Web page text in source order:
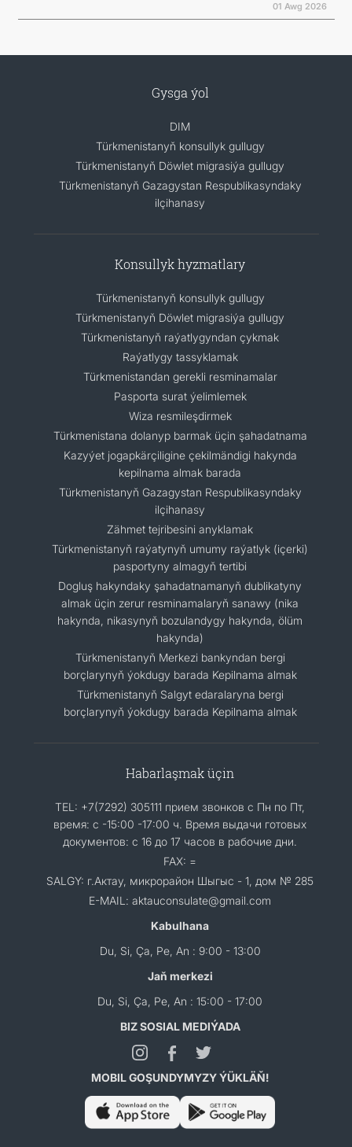
01 Awg 2026
Gysga ýol
DIM
Türkmenistanyň konsullyk gullugy
Türkmenistanyň Döwlet migrasiýa gullugy
Türkmenistanyň Gazagystan Respublikasyndaky
ilçihanasy
Konsullyk hyzmatlary
Türkmenistanyň konsullyk gullugy
Türkmenistanyň Döwlet migrasiýa gullugy
Türkmenistanyň raýatlygyndan çykmak
Raýatlygy tassyklamak
Türkmenistandan gerekli resminamalar
Pasporta surat ýelimlemek
Wiza resmileşdirmek
Türkmenistana dolanyp barmak üçin şahadatnama
Kazyýet jogapkärçiligine çekilmändigi hakynda
kepilnama almak barada
Türkmenistanyň Gazagystan Respublikasyndaky
ilçihanasy
Zähmet tejribesini anyklamak
Türkmenistanyň raýatynyň umumy raýatlyk (içerki)
pasportyny almagyň tertibi
Dogluş hakyndaky şahadatnamanyň dublikatyny
almak üçin zerur resminamalaryň sanawy (nika
hakynda, nikasynyň bozulandygy hakynda, ölüm
hakynda)
Türkmenistanyň Merkezi bankyndan bergi
borçlarynyň ýokdugy barada Kepilnama almak
Türkmenistanyň Salgyt edaralaryna bergi
borçlarynyň ýokdugy barada Kepilnama almak
Habarlaşmak üçin
TEL: +7(7292) 305111 прием звонков с Пн по Пт,
время: с -15:00 -17:00 ч. Время выдачи готовых
документов: с 16 до 17 часов в рабочие дни.
FAX: =
SALGY: г.Актау, микрорайон Шыгыс - 1, дом № 285
E-MAIL: aktauconsulate@gmail.com
Kabulhana
Du, Si, Ça, Pe, An : 9:00 - 13:00
Jaň merkezi
Du, Si, Ça, Pe, An : 15:00 - 17:00
BIZ SOSIAL MEDIÝADA
MOBIL GOŞUNDYMYZY ÝÜKLÄŇ!